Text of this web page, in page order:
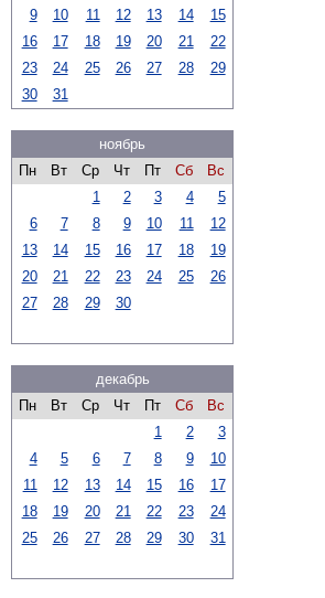
9
10 11 12 13 14
15
16
17 18 19 20 21
22
23
24 25 26 27 28
29
30
31
ноябрь
Пн
Вт Ср Чт Пт Сб
Вс
1
2 3 4
5
6
7 8 9 10 11
12
13
14 15 16 17 18
19
20
21 22 23 24 25
26
27
28 29 30
декабрь
Пн
Вт Ср Чт Пт Сб
Вс
1
2
3
4
5 6 7 8 9
10
11
12 13 14 15 16
17
18
19 20 21 22 23
24
25
26 27 28 29 30 31